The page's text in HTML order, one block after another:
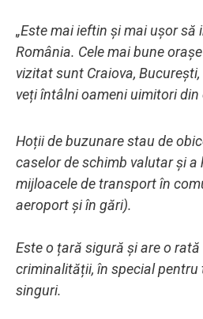
„Este mai ieftin și mai ușor să
România. Cele mai bune
vizitat sunt Craiova,
veți întâlni oameni uimitori
Hoții de buzunare stau de
caselor de schimb valutar și a
mijloacele de transport în
aeroport și în gări).
Este o țară sigură și are o
criminalității, în special
singuri.